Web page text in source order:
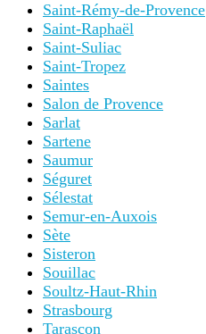
Saint-Rémy-de-Provence
Saint-Raphaël
Saint-Suliac
Saint-Tropez
Saintes
Salon de Provence
Sarlat
Sartene
Saumur
Séguret
Sélestat
Semur-en-Auxois
Sète
Sisteron
Souillac
Soultz-Haut-Rhin
Strasbourg
Tarascon